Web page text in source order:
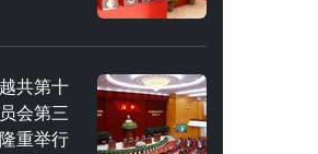
共第十
会第三
重举行